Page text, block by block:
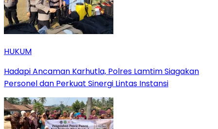
HUKUM
Hadapi Ancaman Karhutla, Polres Lamtim Siagakan
Personel dan Perkuat Sinergi Lintas Instansi